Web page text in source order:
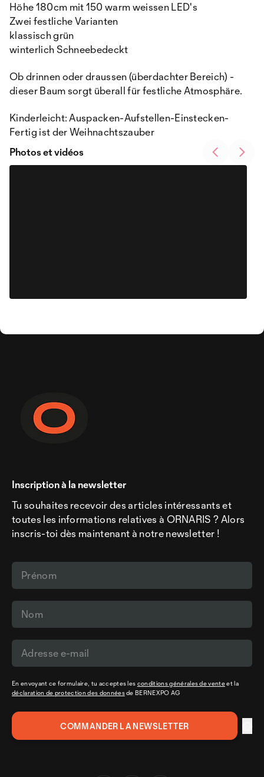
Höhe 180cm mit 150 warm weissen LED's
Zwei festliche Varianten
klassisch grün
winterlich Schneebedeckt
Ob drinnen oder draussen (überdachter Bereich) -
dieser Baum sorgt überall für festliche Atmosphäre.
Kinderleicht: Auspacken-Aufstellen-Einstecken-
Fertig ist der Weihnachtszauber
Photos et vidéos
Inscription à la newsletter
Tu souhaites recevoir des articles intéressants et
toutes les informations relatives à ORNARIS ? Alors
inscris-toi dès maintenant à notre newsletter !
En envoyant ce formulaire, tu acceptes les conditions générales de venteet la
déclaration de protection des donnéesde BERNEXPO AG